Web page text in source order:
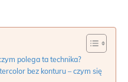
polega ta technika?
bez konturu – czym się